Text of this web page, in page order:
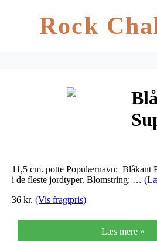
Rock
11,5 cm. potte Populærnavn: Blåkant
i de fleste jordtyper. Blomstring: …
36 kr. (Vis fragtpris)
Læs mere »